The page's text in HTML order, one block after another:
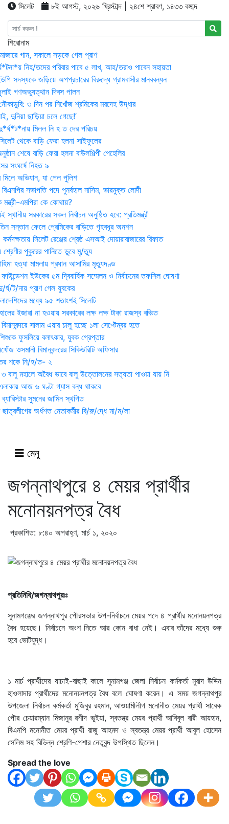
সিলেট ৮ই আগস্ট, ২০২৬ খ্রিস্টাব্দ | ২৪শে শ্রাবণ, ১৪৩৩ বঙ্গাব্দ
শিরোনাম
গান, সকালে সড়কে গেল প্রাণ
নিহ/তদের পরিবার পাবে ৫ লাখ, আহ/তরাও পাবেন সহায়তা
সদস্যকে জড়িয়ে অপপ্রচারের বিরুদ্ধে গ্রামবাসীর মানববন্ধন
গণঅভ্যুত্থান দিবস পালন
৩ দিন পর নিখোঁজ শ্রমিকের মরদেহ উদ্ধার
দুনিয়া ছাড়িয়া চলে গেছে!’
মিলল নি হ ত দের পরিচয়
থেকে বাড়ি ফেরা হলনা সাইফুলের
শেষে বাড়ি ফেরা হলনা বাউলশিল্পী পেহেলির
সংঘর্ষে নিহত ৯
মিলে অভিযান, যা পেল পুলিশ
সভাপতি পদে পুনর্বহাল নাসিম, ভারমুক্ত লোদী
মন্ত্রী-এমপিরা কে কোথায়?
সরকারের সকল নির্বাচন অনুষ্ঠিত হবে: প্রতিমন্ত্রী
সন্তান ফেলে প্রেমিকের বাড়িতে গৃহবধূর অনশন
সিলেট রেঞ্জের শ্রেষ্ঠ এসআই দোয়ারাবাজারের রিফাত
শ্রেণীর পুকুরের পানিতে ডুবে মৃ/ত্যু
হত্যা মামলায় প্রধান আসামির মৃত্যুদণ্ড
ইউকের ৫ম দ্বিবার্ষিক সম্মেলন ও নির্বাচনের তফসিল ঘোষণা
ট/নায় প্রাণ গেল যুবকের
মধ্যে ৯৫ শতাংশই সিলেটি
ইজারা না হওয়ায় সরকারের লক্ষ লক্ষ টাকা রাজস্ব বঞ্চিত
সালাম এয়ার চালু হচ্ছে ১লা সেপ্টেম্বর হতে
ফুসলিয়ে বলাৎকার, যুবক গ্রেপ্তার
ওসমানী বিমানবন্দরের সিকিউরিটি অফিসার
শকে নি/হ/ত- ২
বালু মহালে অবৈধ ভাবে বালু উত্তোলনের সত্যতা পাওয়া যায় নি
আজ ৬ ঘণ্টা গ্যাস বন্ধ থাকবে
সুমনের জামিন স্থগিত
ছাত্রলীগের অর্ধশত নেতাকর্মীর বি/রু/দ্ধে মা/ম/লা
মেনু
জগন্নাথপুরে ৪ মেয়র প্রার্থীর
মনোনয়নপত্র বৈধ
প্রকাশিত: ৮:৪০ অপরাহ্ণ, মার্চ ১, ২০২০
প্রতিনিধি/জগন্নাথপুরঃঃ
সুনামগঞ্জের জগন্নাথপুর পৌরসভার উপ-নির্বাচনে মেয়র পদে ৪ প্রার্থীর মনোনয়নপত্র
বৈধ হয়েছে। নির্বাচনে অংশ নিতে আর কোন বাধা নেই। এবার তাঁদের মধ্যে শুরু
হবে ভোটযুদ্ধ।
১ মার্চ প্রার্থীদের যাচাই-বাছাই কালে সুনামগঞ্জ জেলা নির্বাচন কর্মকর্তা মুরাদ উদ্দিন
হাওলাদার প্রার্থীদের মনোনয়নপত্র বৈধ বলে ঘোষণা করেন। এ সময় জগন্নাথপুর
উপজেলা নির্বাচন কর্মকর্তা মুজিবুর রহমান, আওয়ামীলীগ মনোনীত মেয়র প্রার্থী সাবেক
পৌর চেয়ারম্যান মিজানুর রশীদ ভূইয়া, স্বতন্ত্র মেয়র প্রার্থী আবিবুল বারী আয়হান,
বিএনপি মনোনীত মেয়র প্রার্থী রাজু আহমদ ও স্বতন্ত্র মেয়র প্রার্থী আবুল হোসেন
সেলিম সহ বিভিন্ন শ্রেণি-পেশার নেতৃবৃন্দ উপস্থিত ছিলেন।
Spread the love